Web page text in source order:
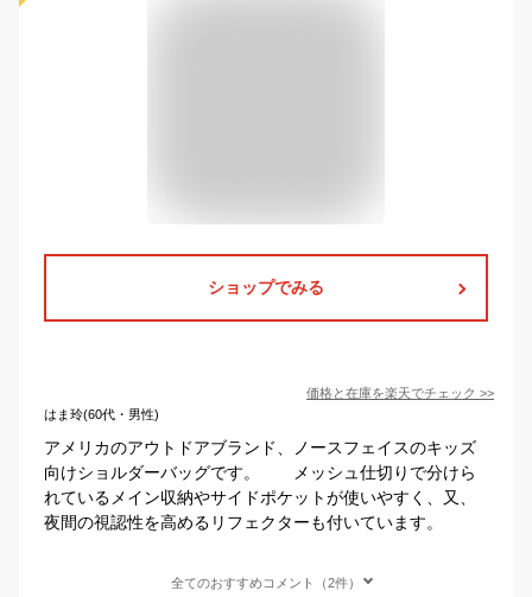
ショップでみる
価格と在庫を楽天でチェック >>
はま玲(60代・男性)
アメリカのアウトドアブランド、ノースフェイスのキッズ
向けショルダーバッグです。 メッシュ仕切りで分けら
れているメイン収納やサイドポケットが使いやすく、又、
夜間の視認性を高めるリフェクターも付いています。
全てのおすすめコメント（2件）